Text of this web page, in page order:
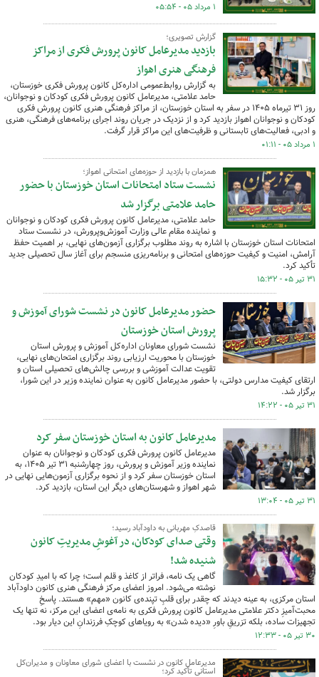
۱ مرداد ۰۵ - ۰۵:۵۴
گزارش تصویری؛
بازدید مدیرعامل کانون پرورش فکری از مراکز
فرهنگی هنری اهواز
به گزارش روابط‌عمومی اداره‌کل کانون پرورش فکری خوزستان،
حامد علامتی، مدیرعامل کانون پرورش فکری کودکان و نوجوانان،
روز ۳۱ تیرماه ۱۴۰۵ در سفر به استان خوزستان، از مراکز فرهنگی هنری کانون پرورش فکری
کودکان و نوجوانان اهواز بازدید کرد و از نزدیک در جریان روند اجرای برنامه‌های فرهنگی، هنری
و ادبی، فعالیت‌های تابستانی و ظرفیت‌های این مراکز قرار گرفت.
۱ مرداد ۰۵ - ۰۱:۱۱
همزمان با بازدید از حوزه‌های امتحانی اهواز؛
نشست ستاد امتحانات استان خوزستان با حضور
حامد علامتی برگزار شد
حامد علامتی، مدیرعامل کانون پرورش فکری کودکان و نوجوانان
و نماینده مقام عالی وزارت آموزش‌وپرورش، در نشست ستاد
امتحانات استان خوزستان با اشاره به روند مطلوب برگزاری آزمون‌های نهایی، بر اهمیت حفظ
آرامش، امنیت و کیفیت حوزه‌های امتحانی و برنامه‌ریزی منسجم برای آغاز سال تحصیلی جدید
تأکید کرد.
۳۱ تیر ۰۵ - ۱۵:۳۲
حضور مدیرعامل کانون در نشست شورای آموزش و
پرورش استان خوزستان
نشست شورای معاونان اداره‌کل آموزش و پرورش استان
خوزستان با محوریت ارزیابی روند برگزاری امتحان‌های نهایی،
تقویت عدالت آموزشی و بررسی چالش‌های تحصیلی استان و
ارتقای کیفیت مدارس دولتی،‌ با حضور مدیرعامل کانون به عنوان نماینده وزیر در این شورا،
برگزار شد.
۳۱ تیر ۰۵ - ۱۴:۲۲
مدیرعامل کانون به استان خوزستان سفر کرد
مدیرعامل کانون پرورش فکری کودکان و نوجوانان به عنوان
نماینده وزیر آموزش و پرورش، روز چهارشنبه ۳۱ تیر ۱۴۰۵، به
استان خوزستان سفر کرد و از نحوه برگزاری آزمون‌هایی نهایی در
شهر اهواز و شهرستان‌های دیگر این استان، بازدید کرد.
۳۱ تیر ۰۵ - ۱۳:۰۴
قاصدکِ مهربانی به داودآباد رسید؛
وقتی صدای کودکان، در آغوشِ مدیریتِ کانون
شنیده شد!
گاهی یک نامه، فراتر از کاغذ و قلم است؛ چرا که با امیدِ کودکان
نوشته می‌شود. امروز اعضای مرکز فرهنگی هنری کانون داودآباد
استان مرکزی، به عینه دیدند که چقدر برای قلبِ تپنده‌ی کانون «مهم» هستند. پاسخِ
محبت‌آمیزِ دکتر علامتی مدیرعامل کانون پرورش فکری به نامه‌ی اعضای این مرکز، نه تنها یک
تجهیزات ساده، بلکه تزریقِ باورِ «دیده شدن» به رویاهای کوچکِ فرزندانِ این دیار بود.
۳۰ تیر ۰۵ - ۱۲:۳۳
مدیرعامل کانون در نشست با اعضای شورای معاونان و مدیران‌کل
استانی تأکید کرد؛